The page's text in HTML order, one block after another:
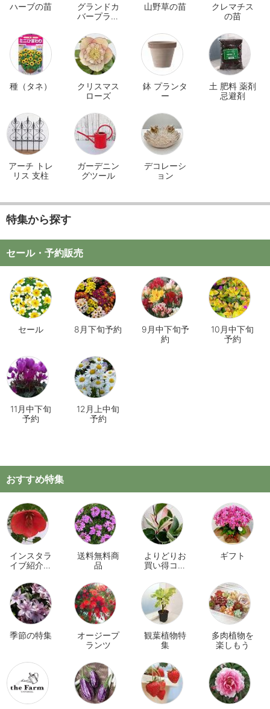
ハーブの苗
グランドカ
バープラン
山野草の苗
クレマチス
の苗
種（タネ）
クリスマス
ローズ
鉢 プランタ
ー
土 肥料 薬剤
忌避剤
アーチ トレ
リス 支柱
ガーデニン
グツール
デコレーシ
ョン
特集から探す
セール・予約販売
セール 8月下旬予約
9月中下旬予
約
10月中下旬
予約
11月中下旬
予約
12月上中旬
予約
おすすめ特集
インスタラ
イブ紹介商
送料無料商
品
よりどりお
買い得コー
ギフト
季節の特集
オージープ
ランツ
観葉植物特
集
多肉植物を
楽しもう